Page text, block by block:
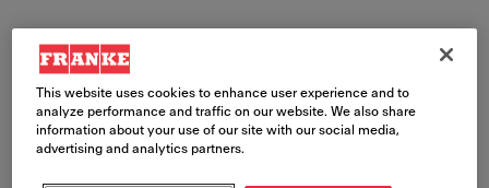
フォームが正しく送信されました。
ありがとうございます！
This website uses cookies to enhance user experience and to
analyze performance and traffic on our website. We also share
information about your use of our site with our social media,
advertising and analytics partners.